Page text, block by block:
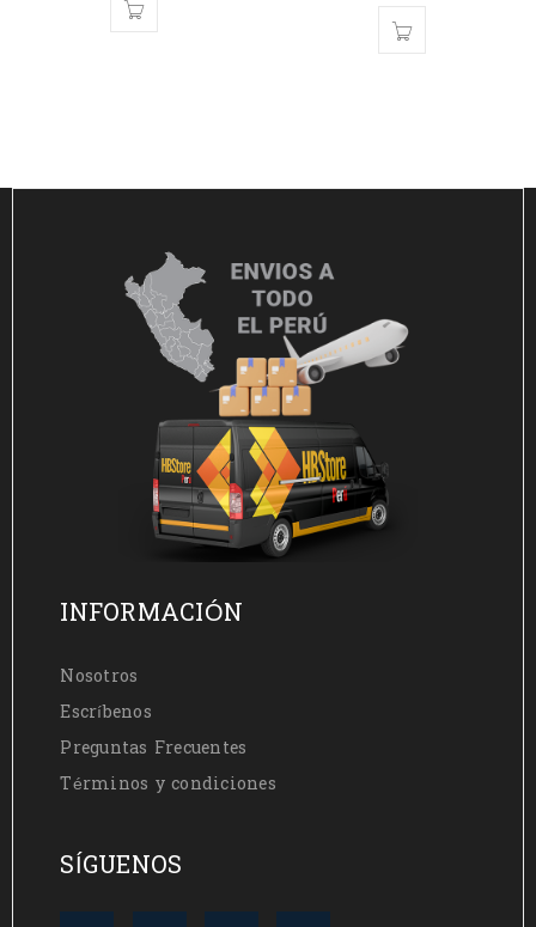
INFORMACIÓN
Nosotros
Escríbenos
Preguntas Frecuentes
Términos y condiciones
SÍGUENOS